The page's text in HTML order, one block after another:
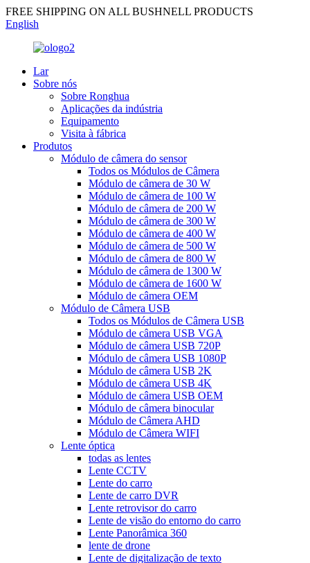
FREE SHIPPING ON ALL BUSHNELL PRODUCTS
English
Lar
Sobre nós
Sobre Ronghua
Aplicações da indústria
Equipamento
Visita à fábrica
Produtos
Módulo de câmera do sensor
Todos os Módulos de Câmera
Módulo de câmera de 30 W
Módulo de câmera de 100 W
Módulo de câmera de 200 W
Módulo de câmera de 300 W
Módulo de câmera de 400 W
Módulo de câmera de 500 W
Módulo de câmera de 800 W
Módulo de câmera de 1300 W
Módulo de câmera de 1600 W
Módulo de câmera OEM
Módulo de Câmera USB
Todos os Módulos de Câmera USB
Módulo de câmera USB VGA
Módulo de câmera USB 720P
Módulo de câmera USB 1080P
Módulo de câmera USB 2K
Módulo de câmera USB 4K
Módulo de câmera USB OEM
Módulo de câmera binocular
Módulo de Câmera AHD
Módulo de Câmera WIFI
Lente óptica
todas as lentes
Lente CCTV
Lente do carro
Lente de carro DVR
Lente retrovisor do carro
Lente de visão do entorno do carro
Lente Panorâmica 360
lente de drone
Lente de digitalização de texto